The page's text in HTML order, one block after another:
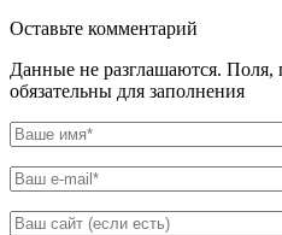
Оставьте комментарий
Данные не разглашаются. Поля,
обязательны для заполнения